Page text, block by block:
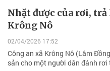
Nhặt được của rơi,
Krông Nô
02/04/2026 17:52
Công an xã Krông Nô (Lâm
sản cho một người dân đánh rơi